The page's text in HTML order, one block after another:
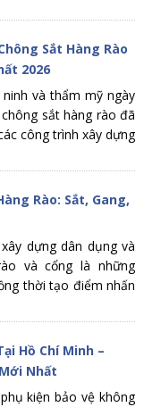
Sắt Hàng Rào
2026
và thẩm mỹ ngày
sắt hàng rào đã
công trình xây dựng
Rào: Sắt, Gang,
dựng dân dụng và
và cổng là những
thời tạo điểm nhấn
Hồ Chí Minh –
Nhất
kiện bảo vệ không